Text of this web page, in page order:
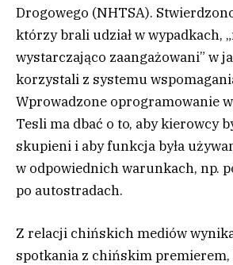
Drogowego (NHTSA).
którzy brali udział w wypadkach,
wystarczająco zaangażowani” w
korzystali z systemu
Wprowadzone oprogramowanie
Tesli ma dbać o to, aby kierowcy
skupieni i aby funkcja była
w odpowiednich warunkach, np.
po autostradach.
Z relacji chińskich mediów
spotkania z chińskim premierem,